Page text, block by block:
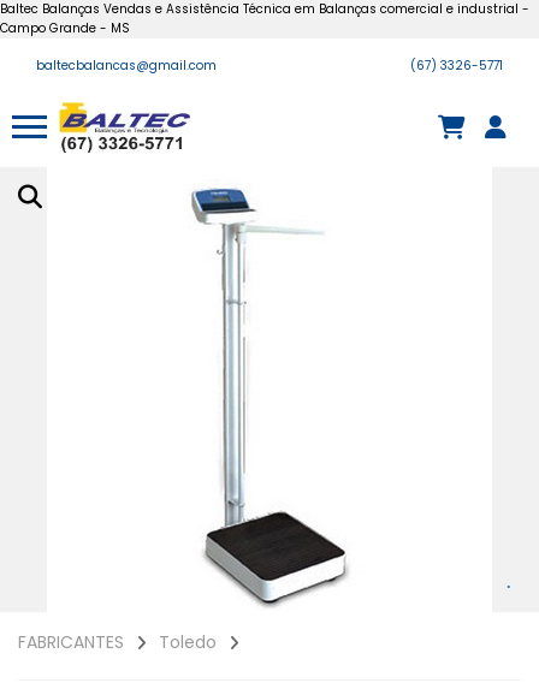
Baltec Balanças Vendas e Assistência Técnica em Balanças comercial e industrial -
Campo Grande - MS
baltecbalancas@gmail.com (67) 3326-5771
FABRICANTES Toledo